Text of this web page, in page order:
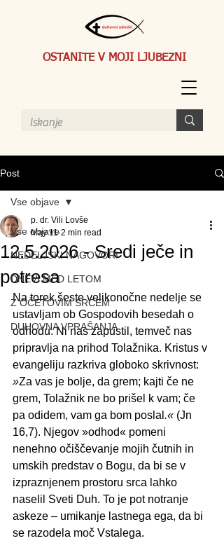
OSTANITE V MOJI LJUBEZNI
Post
Vse objave
NEDELJSKI NAGOVORI
DNEVI MED LETOM
Z OČETOVIM SRCEM
DUHOVNA VPRAŠANJA
Vse objave
12.5.2026 - Sredi ječe in
potresa
p. dr. Vili Lovše
May 11 2 min read
Na torek šeste velikonočne nedelje se
ustavljam ob Gospodovih besedah o
odhodu. Ni nas zapustil, temveč nas
pripravlja na prihod Tolažnika. Kristus v
evangeliju razkriva globoko skrivnost:
»Za vas je bolje, da grem; kajti če ne
grem, Tolažnik ne bo prišel k vam; če
pa odidem, vam ga bom poslal .« (Jn
16,7). Njegov »odhod« pomeni
nenehno očiščevanje mojih čutnih in
umskih predstav o Bogu, da bi se v
izpraznjenem prostoru srca lahko
naselil Sveti Duh. To je pot notranje
askeze – umikanje lastnega ega, da bi
se razodela moč Vstalega.